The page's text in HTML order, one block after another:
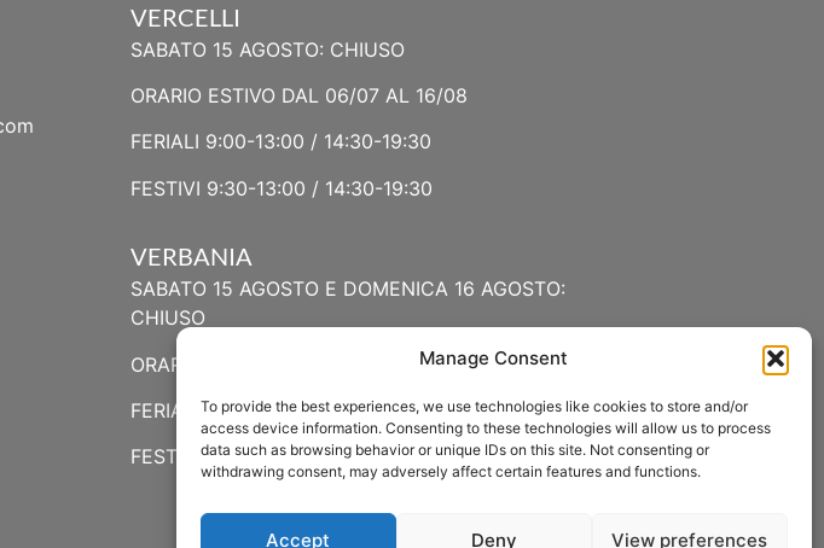
Manage Consent
To provide the best experiences, we use technologies like cookies to store and/or
access device information. Consenting to these technologies will allow us to process
data such as browsing behavior or unique IDs on this site. Not consenting or
withdrawing consent, may adversely affect certain features and functions.
Accept Deny View preferences
VERCELLI
SABATO 15 AGOSTO: CHIUSO
ORARIO ESTIVO DAL 06/07 AL 16/08
FERIALI 9:00-13:00 / 14:30-19:30
FESTIVI 9:30-13:00 / 14:30-19:30
VERBANIA
SABATO 15 AGOSTO E DOMENICA 16 AGOSTO:
CHIUSO
ORARIO ESTIVO LUGLIO E AGOSTO
FERIALI 8:30-13:00 / 15:00-19:00
FESTIVI 8:30-12:30